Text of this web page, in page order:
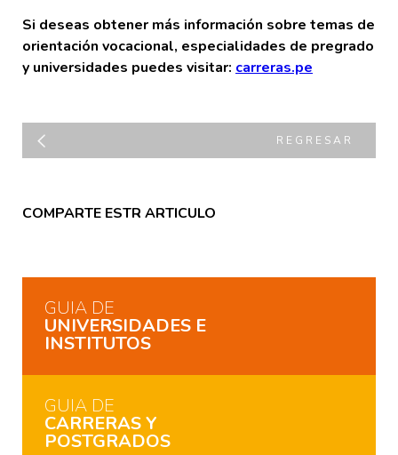
Si deseas obtener más información sobre temas de
orientación vocacional, especialidades de pregrado
y universidades puedes visitar: carreras.pe
REGRESAR
COMPARTE ESTR ARTICULO
GUIA DE
UNIVERSIDADES E
INSTITUTOS
GUIA DE
CARRERAS Y
POSTGRADOS